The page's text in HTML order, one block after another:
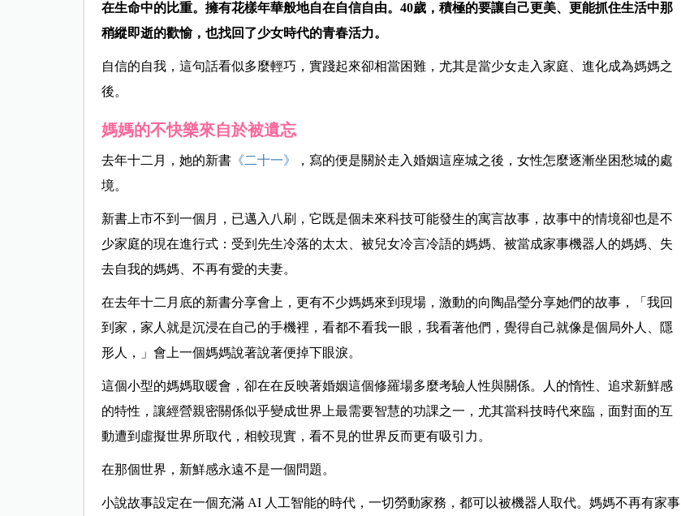
在生命中的比重。擁有花樣年華般地自在自信自由。40歲，積極的要讓自己更美、更能抓住生活中那
稍縱即逝的歡愉，也找回了少女時代的青春活力。
自信的自我，這句話看似多麼輕巧，實踐起來卻相當困難，尤其是當少女走入家庭、進化成為媽媽之
後。
媽媽的不快樂來自於被遺忘
去年十二月，她的新書《二十一》
，寫的便是關於走入婚姻這座城之後，女性怎麼逐漸坐困愁城的處
境。
新書上市不到一個月，已邁入八刷，它既是個未來科技可能發生的寓言故事，故事中的情境卻也是不
少家庭的現在進行式：受到先生冷落的太太、被兒女冷言冷語的媽媽、被當成家事機器人的媽媽、失
去自我的媽媽、不再有愛的夫妻。
在去年十二月底的新書分享會上，更有不少媽媽來到現場，激動的向陶晶瑩分享她們的故事，「我回
到家，家人就是沉浸在自己的手機裡，看都不看我一眼，我看著他們，覺得自己就像是個局外人、隱
形人，」會上一個媽媽說著說著便掉下眼淚。
這個小型的媽媽取暖會，卻在在反映著婚姻這個修羅場多麼考驗人性與關係。人的惰性、追求新鮮感
的特性，讓經營親密關係似乎變成世界上最需要智慧的功課之一，尤其當科技時代來臨，面對面的互
動遭到虛擬世界所取代，相較現實，看不見的世界反而更有吸引力。
在那個世界，新鮮感永遠不是一個問題。
小說故事設定在一個充滿 AI 人工智能的時代，一切勞動家務，都可以被機器人取代。媽媽不再有家事